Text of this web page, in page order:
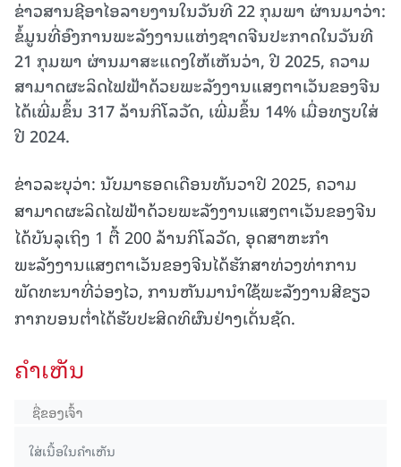
ຂ່າວສານຊີອາໄອລາຍງານໃນວັນທີ 22 ກຸມພາ ຜ່ານມາວ່າ:
ຂໍ້ມູນທີ່ອົງການພະລັງງານແຫ່ງຊາດຈີນປະກາດໃນວັນທີ
21 ກຸມພາ ຜ່ານມາສະແດງໃຫ້ເຫັນວ່າ, ປີ 2025, ຄວາມ
ສາມາດຜະລິດໄຟຟ້າດ້ວຍພະລັງງານແສງຕາເວັນຂອງຈີນ
ໄດ້ເພີ່ມຂຶ້ນ 317 ລ້ານກິໂລວັດ, ເພີ່ມຂຶ້ນ 14% ເມື່ອທຽບໃສ່
ປີ 2024.
ຂ່າວລະບຸວ່າ: ນັບມາຮອດເດືອນທັນວາປີ 2025, ຄວາມ
ສາມາດຜະລິດໄຟຟ້າດ້ວຍພະລັງງານແສງຕາເວັນຂອງຈີນ
ໄດ້ບັນລຸເຖິງ 1 ຕື້ 200 ລ້ານກິໂລວັດ, ອຸດສາຫະກຳ
ພະລັງງານແສງຕາເວັນຂອງຈີນໄດ້ຮັກສາທ່ວງທ່າການ
ພັດທະນາທີ່ວ່ອງໄວ, ການຫັນມານຳໃຊ້ພະລັງງານສີຂຽວ
ກາກບອນຕ່ຳໄດ້ຮັບປະສິດທິຜົນຢ່າງເດັ່ນຊັດ.
ຄໍາເຫັນ